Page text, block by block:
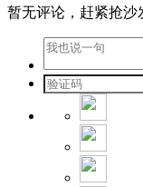
暂无评论，赶紧抢沙